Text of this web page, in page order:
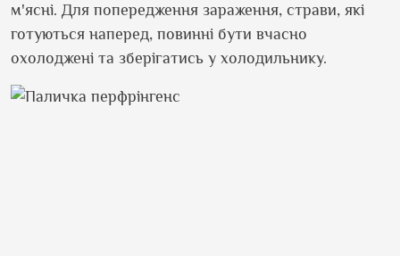
м'ясні. Для попередження зараження, страви, які
готуються наперед, повинні бути вчасно
охолоджені та зберігатись у холодильнику.